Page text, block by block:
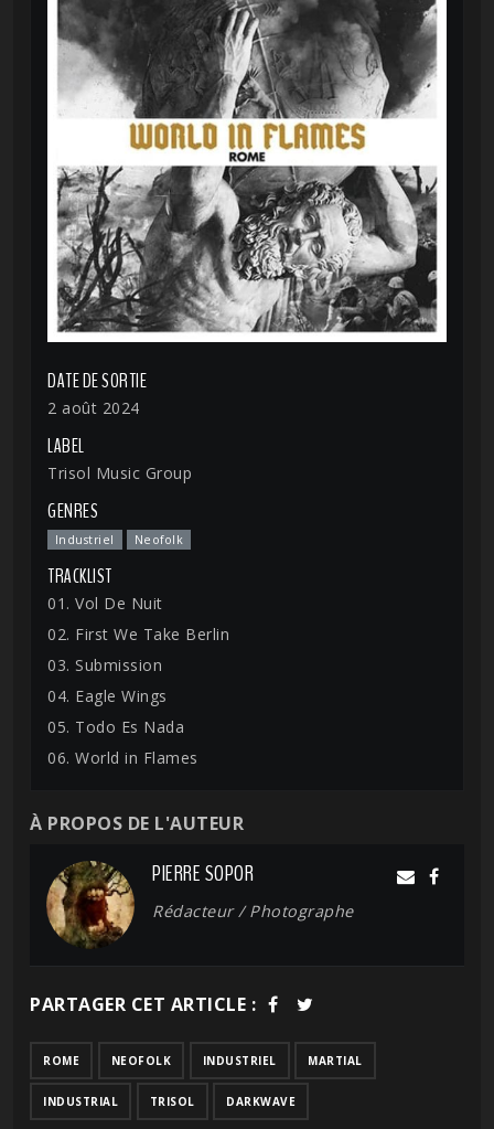
DATE DE SORTIE
2 août 2024
LABEL
Trisol Music Group
GENRES
Industriel Neofolk
TRACKLIST
01. Vol De Nuit
02. First We Take Berlin
03. Submission
04. Eagle Wings
05. Todo Es Nada
06. World in Flames
À PROPOS DE L'AUTEUR
PIERRE SOPOR
Rédacteur / Photographe
PARTAGER CET ARTICLE :
ROME NEOFOLK INDUSTRIEL MARTIAL
INDUSTRIAL TRISOL DARKWAVE